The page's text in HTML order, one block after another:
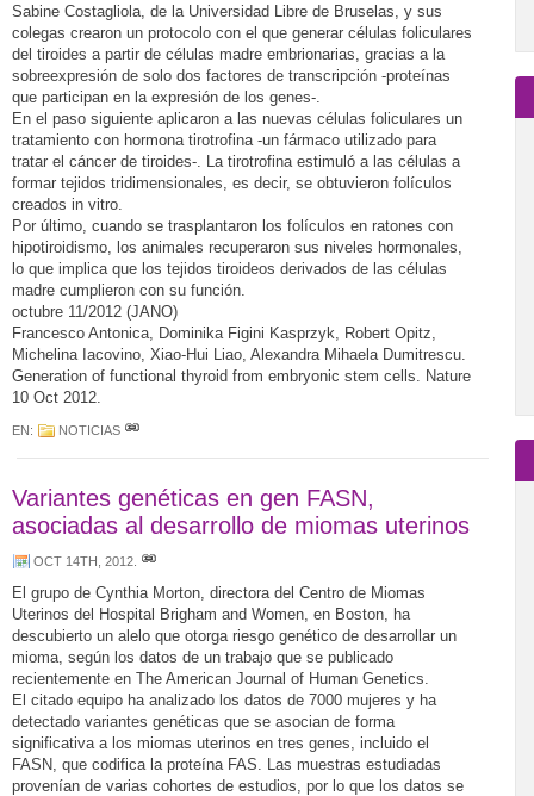
Sabine Costagliola, de la Universidad Libre de Bruselas, y sus
colegas crearon un protocolo con el que generar células foliculares
del tiroides a partir de células madre embrionarias, gracias a la
sobreexpresión de solo dos factores de transcripción -proteínas
que participan en la expresión de los genes-.
En el paso siguiente aplicaron a las nuevas células foliculares un
tratamiento con hormona tirotrofina -un fármaco utilizado para
tratar el cáncer de tiroides-. La tirotrofina estimuló a las células a
formar tejidos tridimensionales, es decir, se obtuvieron folículos
creados in vitro.
Por último, cuando se trasplantaron los folículos en ratones con
hipotiroidismo, los animales recuperaron sus niveles hormonales,
lo que implica que los tejidos tiroideos derivados de las células
madre cumplieron con su función.
octubre 11/2012 (JANO)
Francesco Antonica, Dominika Figini Kasprzyk, Robert Opitz,
Michelina Iacovino, Xiao-Hui Liao, Alexandra Mihaela Dumitrescu.
Generation of functional thyroid from embryonic stem cells. Nature
10 Oct 2012.
EN: NOTICIAS
Variantes genéticas en gen FASN,
asociadas al desarrollo de miomas uterinos
OCT 14TH, 2012
El grupo de Cynthia Morton, directora del Centro de Miomas
Uterinos del Hospital Brigham and Women, en Boston, ha
descubierto un alelo que otorga riesgo genético de desarrollar un
mioma, según los datos de un trabajo que se publicado
recientemente en The American Journal of Human Genetics.
El citado equipo ha analizado los datos de 7000 mujeres y ha
detectado variantes genéticas que se asocian de forma
significativa a los miomas uterinos en tres genes, incluido el
FASN, que codifica la proteína FAS. Las muestras estudiadas
provenían de varias cohortes de estudios, por lo que los datos se